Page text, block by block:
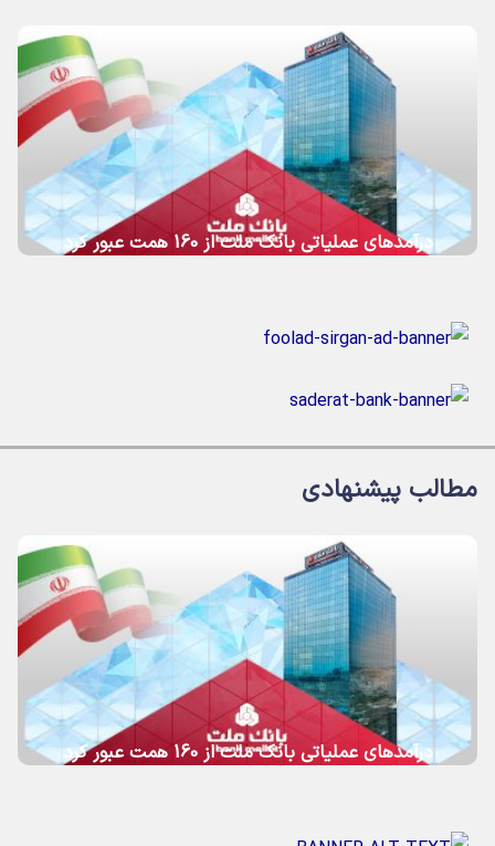
درآمدهای عملیاتی بانك ملت از 160 همت عبور كرد
مطالب پیشنهادی
درآمدهای عملیاتی بانك ملت از 160 همت عبور كرد